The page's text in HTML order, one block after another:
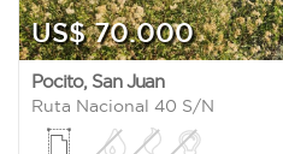
US$ 70.000
Pocito, San Juan
Ruta Nacional 40 S/N